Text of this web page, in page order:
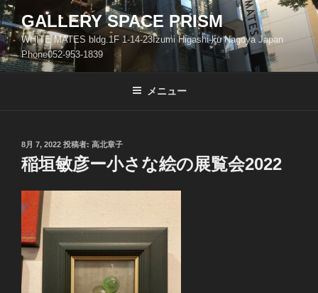
コ
ン
テ
ン
ツ
GALLERY SPACE PRISM
WHITE MATES bldg.1F 1-14-23Izumi Higashi-ku Nagoya Japan
Phone052-953-1839
メニュー
投
稿
日:
8月 7, 2022 投稿者: 高北章子
稲垣敏彦ー小さな絵の展覧会2022